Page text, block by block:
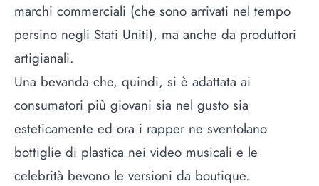
marchi commerciali (che sono arrivati nel tempo
persino negli Stati Uniti), ma anche da produttori
artigianali.
Una bevanda che, quindi, si è adattata ai
consumatori più giovani sia nel gusto sia
esteticamente ed ora i rapper ne sventolano
bottiglie di plastica nei video musicali e le
celebrità bevono le versioni da boutique.